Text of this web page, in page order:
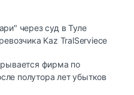
через суд в Туле
Kaz TralServiece
фирма по
полутора лет убытков